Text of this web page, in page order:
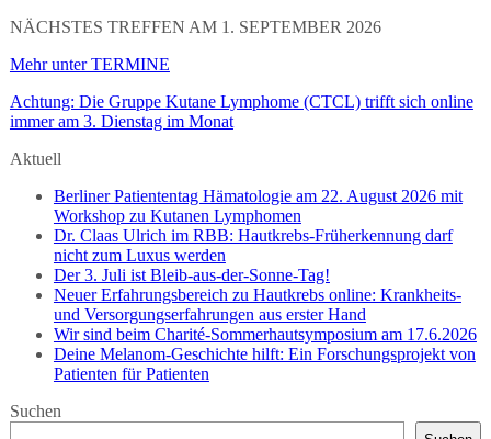
NÄCHSTES TREFFEN AM 1. SEPTEMBER 2026
Mehr unter TERMINE
Achtung: Die Gruppe Kutane Lymphome (CTCL) trifft sich online
immer am 3. Dienstag im Monat
Aktuell
Berliner Patiententag Hämatologie am 22. August 2026 mit
Workshop zu Kutanen Lymphomen
Dr. Claas Ulrich im RBB: Hautkrebs-Früherkennung darf
nicht zum Luxus werden
Der 3. Juli ist Bleib-aus-der-Sonne-Tag!
Neuer Erfahrungsbereich zu Hautkrebs online: Krankheits-
und Versorgungserfahrungen aus erster Hand
Wir sind beim Charité-Sommerhautsymposium am 17.6.2026
Deine Melanom-Geschichte hilft: Ein Forschungsprojekt von
Patienten für Patienten
Suchen